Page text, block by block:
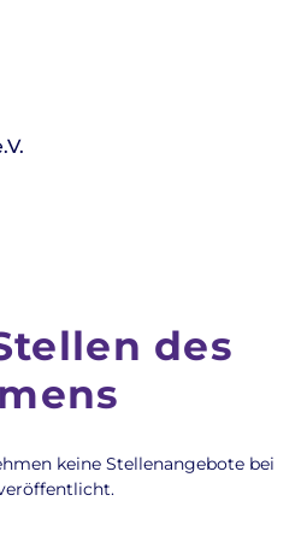
des
keine Stellenangebote bei